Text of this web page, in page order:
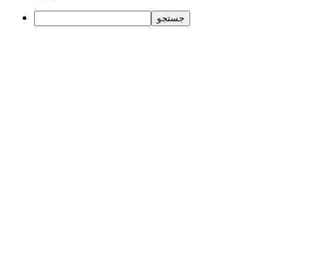
جستجو